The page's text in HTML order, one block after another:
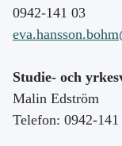
0942-141 03
Studie- och
Malin Edström
Telefon: 0942-141